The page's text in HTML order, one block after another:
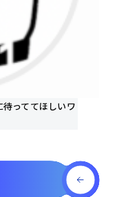
っててほしいワ